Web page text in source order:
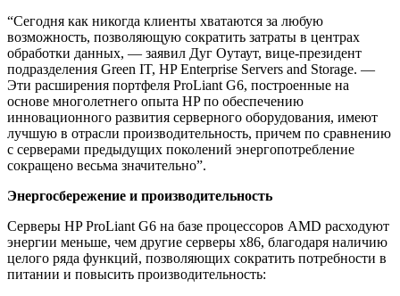
“Сегодня как никогда клиенты хватаются за любую
возможность, позволяющую сократить затраты в центрах
обработки данных, — заявил Дуг Оутаут, вице-президент
подразделения Green IT, HP Enterprise Servers and Storage. —
Эти расширения портфеля ProLiant G6, построенные на
основе многолетнего опыта HP по обеспечению
инновационного развития серверного оборудования, имеют
лучшую в отрасли производительность, причем по сравнению
с серверами предыдущих поколений энергопотребление
сокращено весьма значительно”.
Энергосбережение и производительность
Серверы HP ProLiant G6 на базе процессоров AMD расходуют
энергии меньше, чем другие серверы x86, благодаря наличию
целого ряда функций, позволяющих сократить потребности в
питании и повысить производительность: